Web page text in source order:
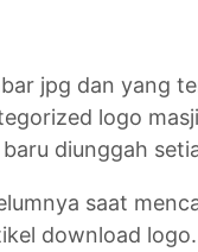
jpg dan yang
logo
diunggah
saat
download